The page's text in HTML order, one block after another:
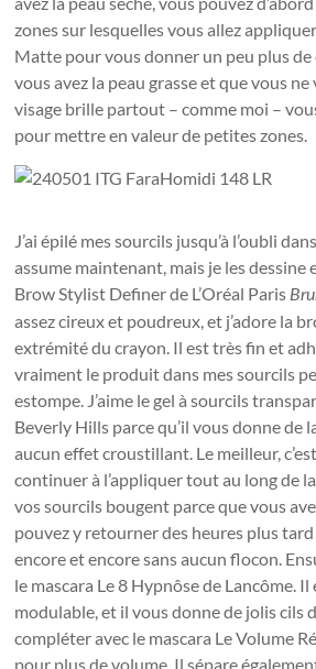
zones sur lesquelles vous allez
Matte pour vous donner un peu plus de
vous avez la peau grasse et que vous
visage brille partout – comme moi –
pour mettre en valeur de petites zones.
J’ai épilé mes sourcils jusqu’à l’oubli
assume maintenant, mais je les dessine
Brow Stylist Definer de L’Oréal Paris
assez cireux et poudreux, et j’adore la
extrémité du crayon. Il est très fin et
vraiment le produit dans mes sourcils
estompe. J’aime le gel à sourcils
Beverly Hills parce qu’il vous donne de
aucun effet croustillant. Le meilleur,
continuer à l’appliquer tout au long de
vos sourcils bougent parce que vous
pouvez y retourner des heures plus
encore et encore sans aucun flocon.
le mascara Le 8 Hypnôse de Lancôme.
modulable, et il vous donne de jolis cils
compléter avec le mascara Le Volume
pour plus de volume. Il sépare